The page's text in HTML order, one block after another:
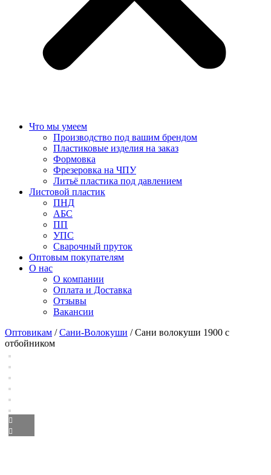
Что мы умеем
Производство под вашим брендом
Пластиковые изделия на заказ
Формовка
Фрезеровка на ЧПУ
Литьё пластика под давлением
Листовой пластик
ПНД
АБС
ПП
УПС
Сварочный пруток
Оптовым покупателям
О нас
О компании
Оплата и Доставка
Отзывы
Вакансии
Оптовикам /Сани-Волокуши / Сани волокуши 1900 с
отбойником